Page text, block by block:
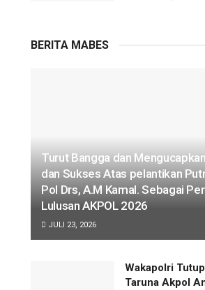
BERITA MABES
Turut Bangga dan
dan Sukses Atas pelantikan
Pol Drs, A.M Kamal. Sebagai
Lulusan AKPOL 2026
JULI 23, 2026
Wakapolri
Taruna Akpol